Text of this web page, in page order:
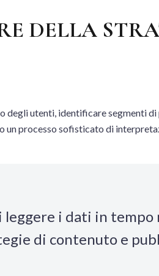
DELLA
utenti, identificare segmenti
processo sofisticato di
leggere i dati in tempo
di contenuto e